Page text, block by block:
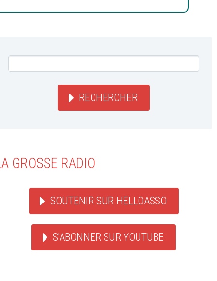
RECHERCHER
GROSSE RADIO
SOUTENIR SUR HELLOASSO
S'ABONNER SUR YOUTUBE